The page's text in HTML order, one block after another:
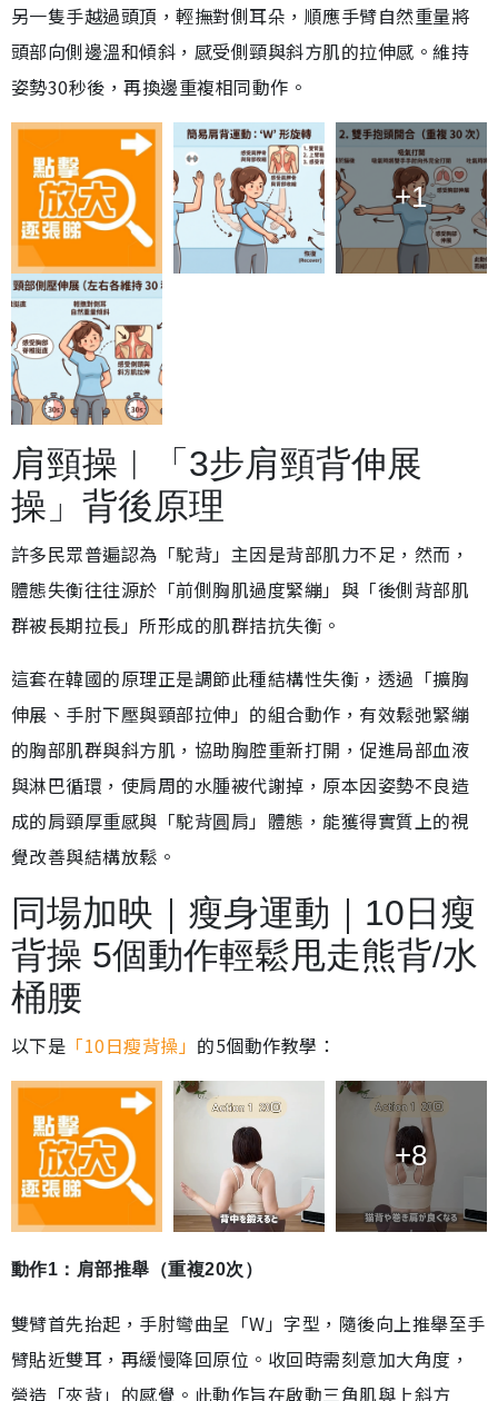
另一隻手越過頭頂，輕撫對側耳朵，順應手臂自然重量將
頭部向側邊溫和傾斜，感受側頸與斜方肌的拉伸感。維持
姿勢30秒後，再換邊重複相同動作。
+1
肩頸操︱「3步肩頸背伸展
操」背後原理
許多民眾普遍認為「駝背」主因是背部肌力不足，然而，
體態失衡往往源於「前側胸肌過度緊繃」與「後側背部肌
群被長期拉長」所形成的肌群拮抗失衡。
這套在韓國的原理正是調節此種結構性失衡，透過「擴胸
伸展、手肘下壓與頸部拉伸」的組合動作，有效鬆弛緊繃
的胸部肌群與斜方肌，協助胸腔重新打開，促進局部血液
與淋巴循環，使肩周的水腫被代謝掉，原本因姿勢不良造
成的肩頸厚重感與「駝背圓肩」體態，能獲得實質上的視
覺改善與結構放鬆。
同場加映｜瘦身運動｜10日瘦
背操 5個動作輕鬆甩走熊背/水
桶腰
以下是 「10日瘦背操」 的5個動作教學：
+8
動作1：肩部推舉（重複20次）
雙臂首先抬起，手肘彎曲呈「W」字型，隨後向上推舉至手
臂貼近雙耳，再緩慢降回原位。收回時需刻意加大角度，
營造「夾背」的感覺。此動作旨在啟動三角肌與上斜方